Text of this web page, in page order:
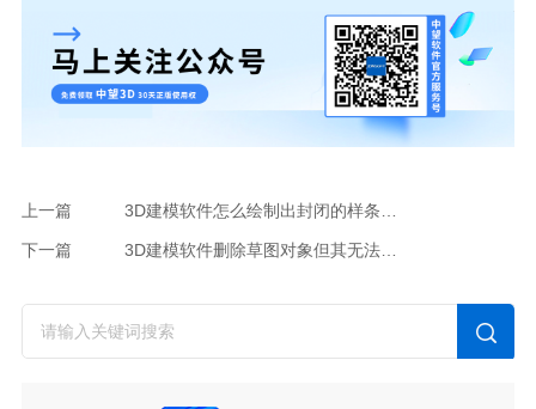
上一篇 3D建模软件怎么绘制出封闭的样条曲线
下一篇 3D建模软件删除草图对象但其无法被选中